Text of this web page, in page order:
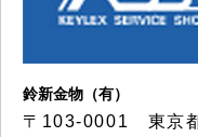
鈴新金物（有）
〒103-0001 東京